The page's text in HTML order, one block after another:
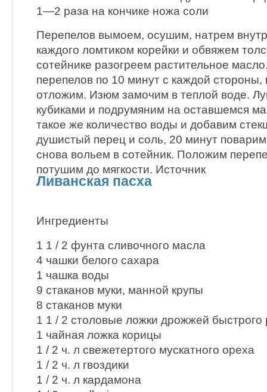
1—2 раза на кончике ножа соли
Перепелов вымоем, осушим, натрем
каждого ломтиком корейки и обвяжем
сотейнике разогреем растительное
перепелов по 10 минут с каждой
отложим. Изюм замочим в теплой воде.
кубиками и подрумяним на оставшемся
такое же количество воды и добавим
душистый перец и соль, 20 минут
снова вольем в сотейник. Положим
потушим до мягкости. Источник
Ливанская пасха
Ингредиенты
1 1 / 2 фунта сливочного масла
4 чашки белого сахара
1 чашка воды
9 стаканов муки, манной крупы
8 стаканов муки
1 1 / 2 столовые ложки дрожжей быстрого
1 чайная ложка корицы
1 / 2 ч. л свежетертого мускатного ореха
1 / 2 ч. л гвоздики
1 / 2 ч. л кардамона